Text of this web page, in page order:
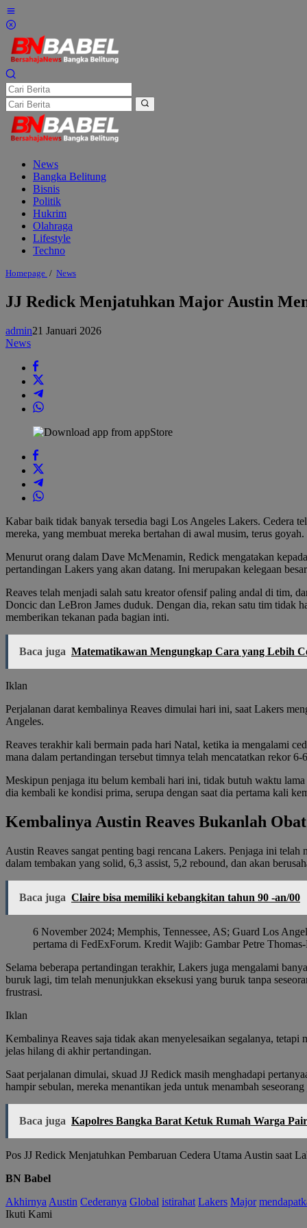
Lewati
ke
konten
News
Bangka Belitung
Bisnis
Politik
Hukrim
Olahraga
Lifestyle
Techno
Homepage / NewsJJ
Menjatuhkan
Major
Mengungkapkan
JJ Redick Menjatuhkan Major Austin
admin21 Januari 2026
News
Kabar baik tidak banyak tersedia bagi Los Angeles Lakers. Cedera
mereka, yang membuat mereka bertahan di awal musim, terus
Menurut orang dalam Dave McMenamin, Redick mengatakan
pertandingan Lakers yang akan datang. Ini merupakan kelegaan
Reaves telah menjadi salah satu kreator ofensif paling andal di tim,
Doncic dan LeBron James duduk. Dengan dia, rekan satu tim tidak
memberikan tekanan pada bagian inti.
Baca juga Matematikawan Mengungkap Cara yang Lebih
Iklan
Perjalanan darat kembalinya Reaves dimulai hari ini, saat Lakers
Angeles.
Reaves terakhir kali bermain pada hari Natal, ketika ia mengalami
mana dalam pertandingan tersebut timnya telah mencatatkan rekor
Meskipun penjaga itu belum kembali hari ini, tidak butuh waktu
dia kembali ke kondisi prima, serupa dengan saat dia pertama kali
Kembalinya Austin Reaves Bukanlah
Austin Reaves sangat penting bagi rencana Lakers. Penjaga ini
dalam tembakan yang solid, 6,3 assist, 5,2 rebound, dan akan
Baca juga Claire bisa memiliki kebangkitan tahun 90 -an/00
6 November 2024; Memphis, Tennessee, AS; Guard Los
pertama di FedExForum. Kredit Wajib: Gambar Petre
Selama beberapa pertandingan terakhir, Lakers juga mengalami
buruk lagi, tim telah menunjukkan eksekusi yang buruk tanpa
frustrasi.
Iklan
Kembalinya Reaves saja tidak akan menyelesaikan segalanya,
jelas hilang di akhir pertandingan.
Saat perjalanan dimulai, skuad JJ Redick masih menghadapi
hampir sebulan, mereka menantikan jeda untuk menambah
Baca juga Kapolres Bangka Barat Ketuk Rumah Warga
Pos JJ Redick Menjatuhkan Pembaruan Cedera Utama Austin saat
BN Babel
Akhirnya Austin Cederanya Global istirahat Lakers Major
Ikuti Kami